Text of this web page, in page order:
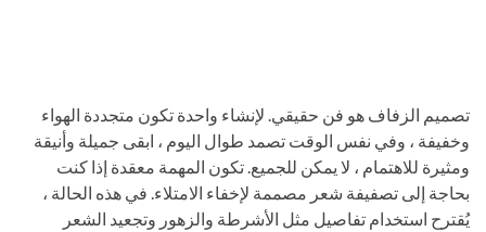
تصميم الزفاف هو فن حقيقي. لإنشاء واحدة تكون متجددة الهواء
وخفيفة ، وفي نفس الوقت تصمد طوال اليوم ، ابقى جميلة وأنيقة
ومثيرة للاهتمام ، لا يمكن للجميع. تكون المهمة معقدة إذا كنت
بحاجة إلى تصفيفة شعر مصممة لإخفاء الامتلاء. في هذه الحالة ،
يُقترح استخدام تفاصيل مثل الأشرطة والزهور وتجعيد الشعر